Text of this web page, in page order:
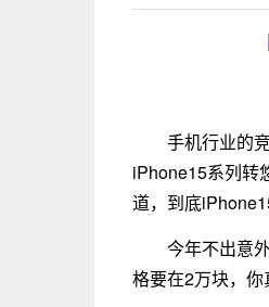
手机行业的
iPhone15系列转
道，到底
今年不出意
格要在2万块，你